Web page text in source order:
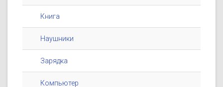
Книга
Наушники
Зарядка
Компьютер